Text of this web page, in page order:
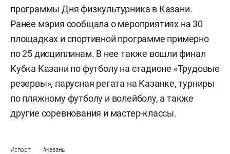
программы Дня физкультурника в Казани.
Ранее мэрия сообщала о мероприятиях на 30
площадках и спортивной программе примерно
по 25 дисциплинам. В нее также вошли финал
Кубка Казани по футболу на стадионе «Трудовые
резервы», парусная регата на Казанке, турниры
по пляжному футболу и волейболу, а также
другие соревнования и мастер-классы.
#спорт #казань